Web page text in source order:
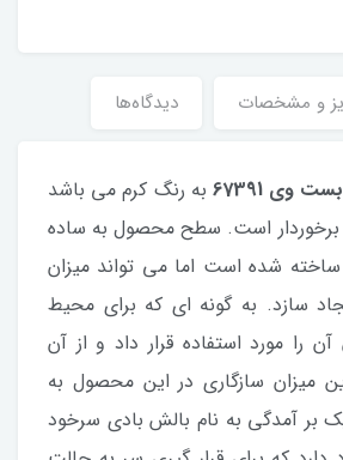
و مشخصات دیدگاه‌ها
وی 67391
به رنگ کرم می باشد
برخوردار است. سطح محصول به ساده
شده است اما می تواند میزان
سازد. به گونه ای که برای محیط
را مورد استفاده قرار داد و از آن
میزان سازگاری در این محصول به
بر آمدگی به نام بالش بادی سرخود